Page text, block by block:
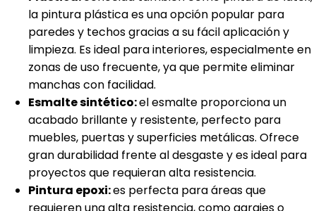
la pintura plástica es una opción popular para
paredes y techos gracias a su fácil aplicación y
limpieza. Es ideal para interiores, especialmente en
zonas de uso frecuente, ya que permite eliminar
manchas con facilidad.
Esmalte sintético:el esmalte proporciona un
acabado brillante y resistente, perfecto para
muebles, puertas y superficies metálicas. Ofrece
gran durabilidad frente al desgaste y es ideal para
proyectos que requieran alta resistencia.
Pintura epoxi:es perfecta para áreas que